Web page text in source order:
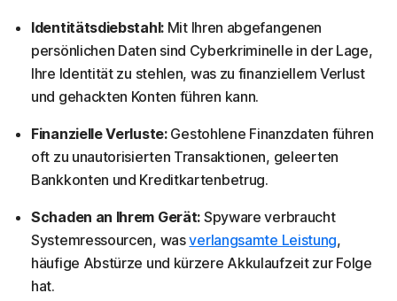
Identitätsdiebstahl: Mit Ihren abgefangenen
persönlichen Daten sind Cyberkriminelle in der Lage,
Ihre Identität zu stehlen, was zu finanziellem Verlust
und gehackten Konten führen kann.
Finanzielle Verluste:Gestohlene Finanzdaten führen
oft zu unautorisierten Transaktionen, geleerten
Bankkonten und Kreditkartenbetrug.
Schaden an Ihrem Gerät: Spyware verbraucht
Systemressourcen, wasverlangsamte Leistung,
häufige Abstürze und kürzere Akkulaufzeit zur Folge
hat.